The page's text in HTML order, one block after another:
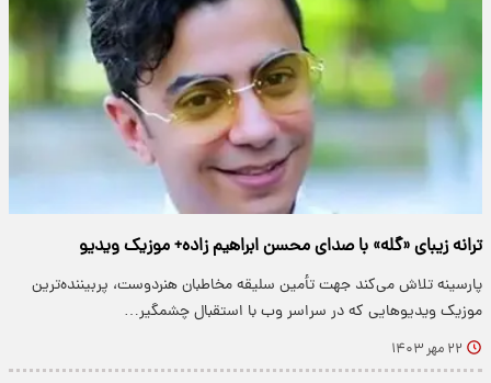
ترانه زیبای «گله» با صدای محسن ابراهیم زاده+ موزیک ویدیو
پارسینه تلاش می‌کند جهت تأمین سلیقه مخاطبان هنردوست، پربیننده‌ترین
موزیک ویدیو‌هایی که در سراسر وب با استقبال چشمگیر…
۲۲ مهر ۱۴۰۳